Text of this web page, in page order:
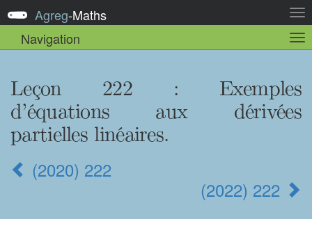
la
Agreg-Maths
Navigation
la
Leçon 222 : Exemples
d’équations aux dérivées
partielles linéaires.
(2020) 222
(2022) 222